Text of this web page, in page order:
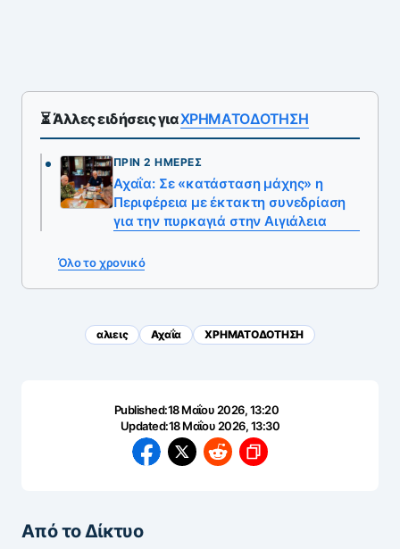
⏳ Άλλες ειδήσεις γιαΧΡΗΜΑΤΟΔΟΤΗΣΗ
ΠΡΙΝ 2 ΗΜΈΡΕΣ
Αχαΐα: Σε «κατάσταση μάχης» η
Περιφέρεια με έκτακτη συνεδρίαση
για την πυρκαγιά στην Αιγιάλεια
Όλο το χρονικό
αλιεις Αχαΐα ΧΡΗΜΑΤΟΔΟΤΗΣΗ
Published:18 Μαΐου 2026, 13:20
Updated:18 Μαΐου 2026, 13:30
Από το Δίκτυο